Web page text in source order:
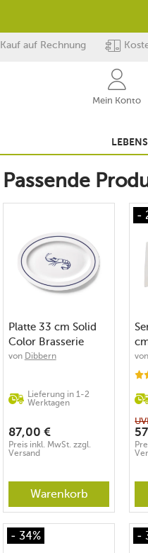
Kauf auf Rechnung
Mein Konto
Passende
Platte 33 cm Solid
Color Brasserie
Marine
von Dibbern
Lieferung in 1-2
Werktagen
87,00 €
Preis inkl. MwSt. zzgl.
Versand
Warenkorb
-
- 34% -